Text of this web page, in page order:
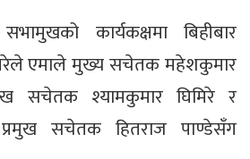
कार्यकक्षमा बिहीबार
एमाले मुख्य सचेतक महेशकुमार
सचेतक श्यामकुमार घिमिरे र
प्रमुख सचेतक हितराज पाण्डेसँग